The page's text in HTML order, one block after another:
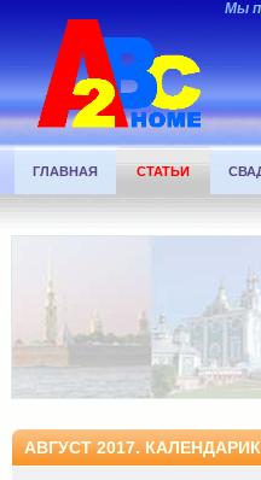
Мы
ГЛАВНАЯ СТАТЬИ
АВГУСТ 2017.